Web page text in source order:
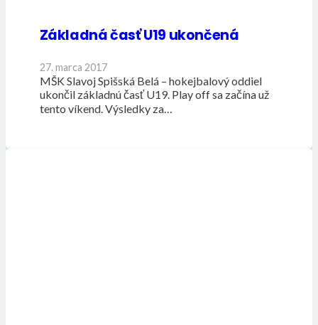
Základná časť U19 ukončená
27. marca 2017
MŠK Slavoj Spišská Belá – hokejbalový oddiel
ukončil základnú časť U19. Play off sa začína už
tento víkend. Výsledky za…